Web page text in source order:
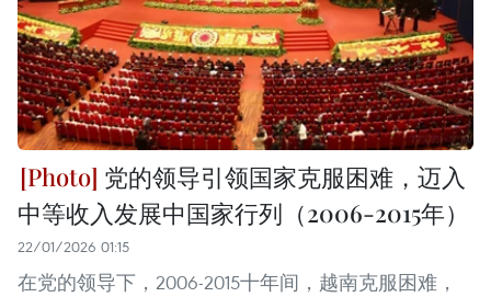
党的领导引领国家克服困难，迈入
中等收入发展中国家行列（2006-2015年）
22/01/2026 01:15
在党的领导下，2006-2015十年间，越南克服困难，